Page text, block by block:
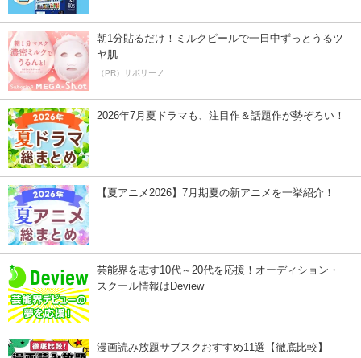
朝1分貼るだけ！ミルクピールで一日中ずっとうるツ
ヤ肌
（PR）サボリーノ
2026年7月夏ドラマも、注目作＆話題作が勢ぞろい！
【夏アニメ2026】7月期夏の新アニメを一挙紹介！
芸能界を志す10代～20代を応援！オーディション・
スクール情報はDeview
漫画読み放題サブスクおすすめ11選【徹底比較】